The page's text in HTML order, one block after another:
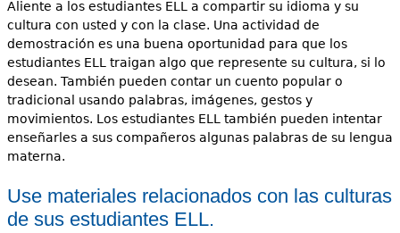
Aliente a los estudiantes ELL a compartir su idioma y su
cultura con usted y con la clase. Una actividad de
demostración es una buena oportunidad para que los
estudiantes ELL traigan algo que represente su cultura, si lo
desean. También pueden contar un cuento popular o
tradicional usando palabras, imágenes, gestos y
movimientos. Los estudiantes ELL también pueden intentar
enseñarles a sus compañeros algunas palabras de su lengua
materna.
Use materiales relacionados con las culturas
de sus estudiantes ELL.